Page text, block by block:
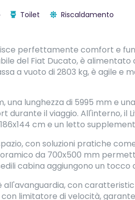
Toilet Riscaldamento
perfettamente comfort e
del Fiat Ducato, è alimentato
a vuoto di 2803 kg, è agile
una lunghezza di 5995 mm e
il viaggio. All'interno, il
cm e un letto
con soluzioni pratiche
da 700x500 mm
cabina aggiungono un tocco
all'avanguardia, con
limitatore di velocità,